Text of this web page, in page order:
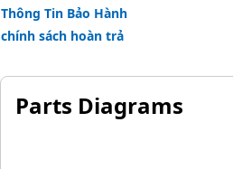
Thông Tin Bảo Hành
chính sách hoàn trả
Parts Diagrams